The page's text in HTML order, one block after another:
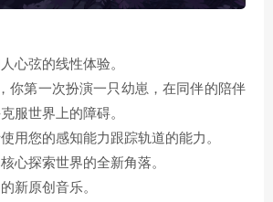
心弦的线性体验。
你第一次扮演一只幼崽，在同伴的陪伴
服世界上的障碍。
用您的感知能力跟踪轨道的能力。
心探索世界的全新角落。
新原创音乐。